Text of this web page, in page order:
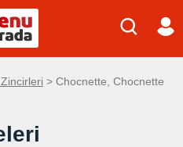
> Chocnette, Chocnette